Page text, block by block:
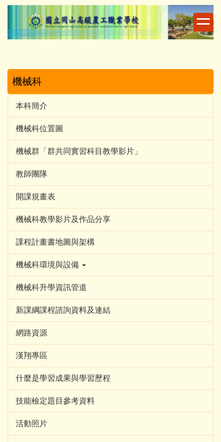
跳
主
機械科
本科簡介
機械科位置圖
機械群「群共同實習科目教學影片」
教師團隊
開課規畫表
機械科教學影片及作品分享
課程計畫書地圖與架構
機械科環境與設備
機械科升學資訊管道
新課綱課程諮詢資料及連結
網路資源
漢翔專區
什麼是學習成果與學習歷程
技能檢定題目參考資料
活動照片